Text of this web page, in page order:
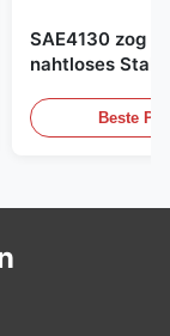
SAE4130 zog
nahtloses
Beste